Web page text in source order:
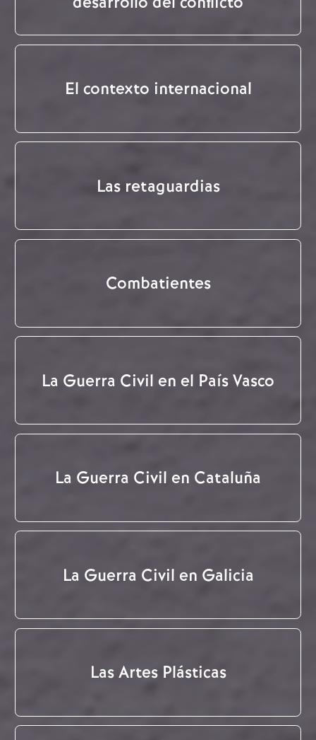
El contexto internacional
Las retaguardias
Combatientes
La Guerra Civil en el País Vasco
La Guerra Civil en Cataluña
La Guerra Civil en Galicia
Las Artes Plásticas